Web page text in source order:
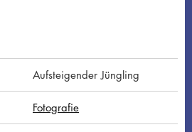
Aufsteigender Jüngling
Fotografie